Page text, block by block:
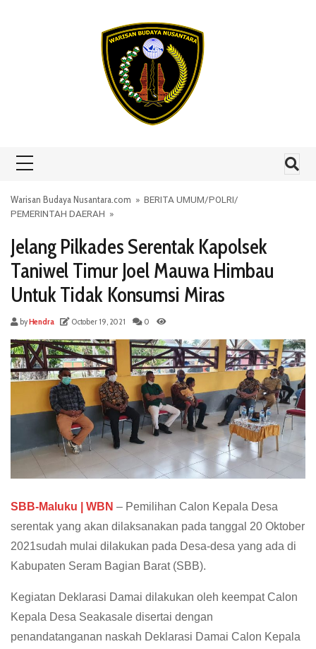
Warisan Budaya Nusantara.com » BERITA UMUM/POLRI/
PEMERINTAH DAERAH »
Jelang Pilkades Serentak Kapolsek
Taniwel Timur Joel Mauwa Himbau
Untuk Tidak Konsumsi Miras
byHendra October 19, 2021 0
SBB-Maluku | WBN – Pemilihan Calon Kepala Desa
serentak yang akan dilaksanakan pada tanggal 20 Oktober
2021sudah mulai dilakukan pada Desa-desa yang ada di
Kabupaten Seram Bagian Barat (SBB).
Kegiatan Deklarasi Damai dilakukan oleh keempat Calon
Kepala Desa Seakasale disertai dengan
penandatanganan naskah Deklarasi Damai Calon Kepala